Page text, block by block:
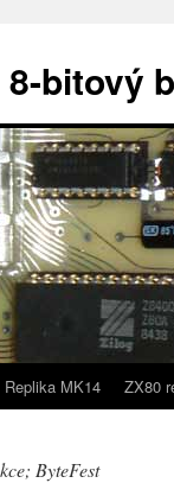
bitový
Replika MK14 ZX80
ByteFest